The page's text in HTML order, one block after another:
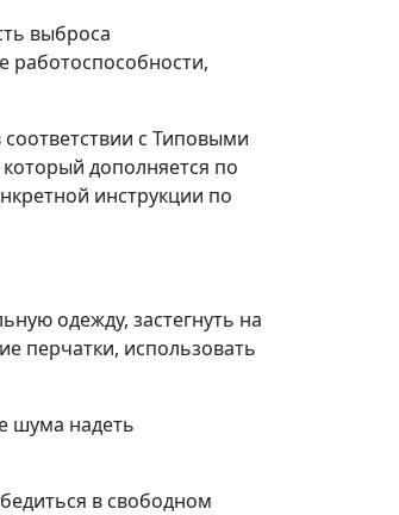
выброса
работоспособности,
с Типовыми
дополняется по
инструкции по
одежду, застегнуть на
перчатки, использовать
шума надеть
в свободном